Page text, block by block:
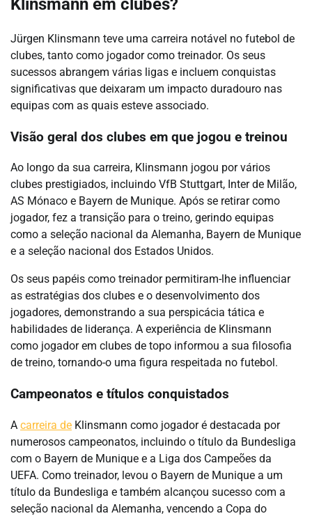
Klinsmann em clubes?
Jürgen Klinsmann teve uma carreira notável no futebol de
clubes, tanto como jogador como treinador. Os seus
sucessos abrangem várias ligas e incluem conquistas
significativas que deixaram um impacto duradouro nas
equipas com as quais esteve associado.
Visão geral dos clubes em que jogou e treinou
Ao longo da sua carreira, Klinsmann jogou por vários
clubes prestigiados, incluindo VfB Stuttgart, Inter de Milão,
AS Mónaco e Bayern de Munique. Após se retirar como
jogador, fez a transição para o treino, gerindo equipas
como a seleção nacional da Alemanha, Bayern de Munique
e a seleção nacional dos Estados Unidos.
Os seus papéis como treinador permitiram-lhe influenciar
as estratégias dos clubes e o desenvolvimento dos
jogadores, demonstrando a sua perspicácia tática e
habilidades de liderança. A experiência de Klinsmann
como jogador em clubes de topo informou a sua filosofia
de treino, tornando-o uma figura respeitada no futebol.
Campeonatos e títulos conquistados
A carreira de Klinsmann como jogador é destacada por
numerosos campeonatos, incluindo o título da Bundesliga
com o Bayern de Munique e a Liga dos Campeões da
UEFA. Como treinador, levou o Bayern de Munique a um
título da Bundesliga e também alcançou sucesso com a
seleção nacional da Alemanha, vencendo a Copa do